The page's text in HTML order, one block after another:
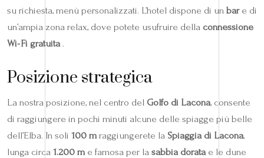
su richiesta, menù personalizzati. L’hotel dispone di un bare di
un’ampia zona relax, dove potete usufruire della connessione
Wi‑Fi gratuita.
Posizione strategica
La nostra posizione, nel centro del Golfo di Lacona, consente
di raggiungere in pochi minuti alcune delle spiagge più belle
dell’Elba. In soli 100 m raggiungerete la Spiaggia di Lacona,
lunga circa 1.200 m e famosa per la sabbia doratae le dune